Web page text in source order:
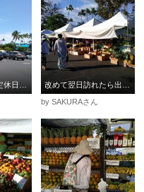
by SAKURAさん